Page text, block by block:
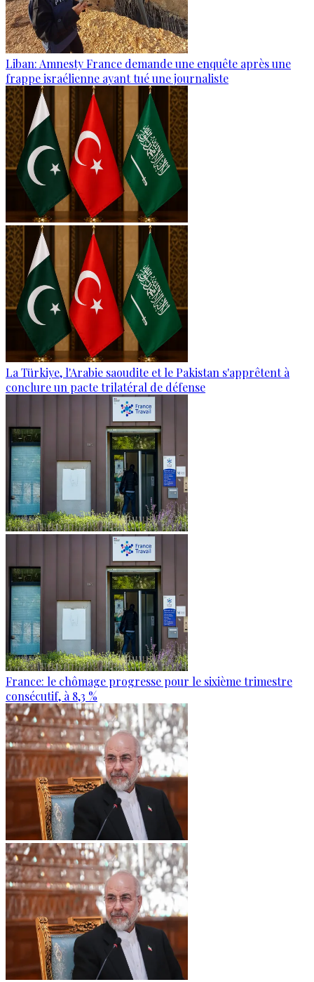
Liban: Amnesty France demande une enquête après une
frappe israélienne ayant tué une journaliste
La Türkiye, l'Arabie saoudite et le Pakistan s'apprêtent à
conclure un pacte trilatéral de défense
France: le chômage progresse pour le sixième trimestre
consécutif, à 8,3 %